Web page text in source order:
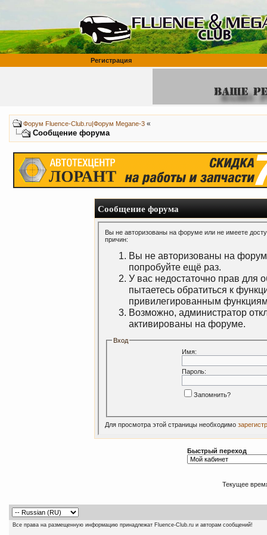
Регистрация
Форум Fluence-Club.ru|Форум Megane-3 «
Сообщение форума
Сообщение форума
Вы не авторизованы на форуме или не имеете
причин:
Вы не авторизованы на
попробуйте ещё раз.
У вас недостаточно прав для
пытаетесь обратиться к
привилегированным
Возможно, администратор
активированы на форуме.
Вход
Имя:
Пароль:
Запомнить?
Для просмотра этой страницы необходимо
Быстрый переход
Текущее
Все права на размещенную информацию принадлежат Fluence-Club.ru и авторам сообщений!